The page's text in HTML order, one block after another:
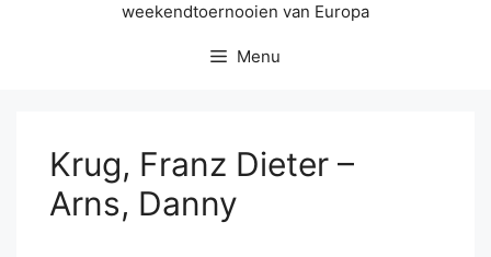
weekendtoernooien van Europa
Menu
Krug, Franz Dieter –
Arns, Danny